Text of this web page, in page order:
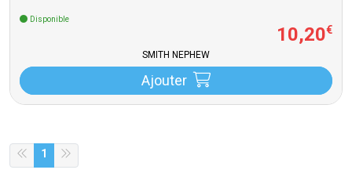
Disponible
10,20€
SMITH NEPHEW
Ajouter
1